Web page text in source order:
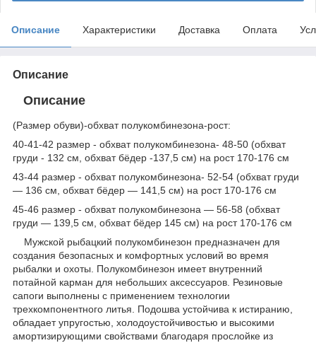
Описание Характеристики Доставка Оплата
Описание
Описание
(Размер обуви)-обхват полукомбинезона-рост:
40-41-42 размер - обхват полукомбинезона- 48-50 (обхват
груди - 132 см, обхват бёдер -137,5 см) на рост 170-176 см
43-44 размер - обхват полукомбинезона- 52-54 (обхват груди
— 136 см, обхват бёдер — 141,5 см) на рост 170-176 см
45-46 размер - обхват полукомбинезона — 56-58 (обхват
груди — 139,5 см, обхват бёдер 145 см) на рост 170-176 см
Мужской рыбацкий полукомбинезон предназначен для
создания безопасных и комфортных условий во время
рыбалки и охоты. Полукомбинезон имеет внутренний
потайной карман для небольших аксессуаров. Резиновые
сапоги выполнены с применением технологии
трехкомпонентного литья. Подошва устойчива к истиранию,
обладает упругостью, холодоустойчивостью и высокими
амортизирующими свойствами благодаря прослойке из